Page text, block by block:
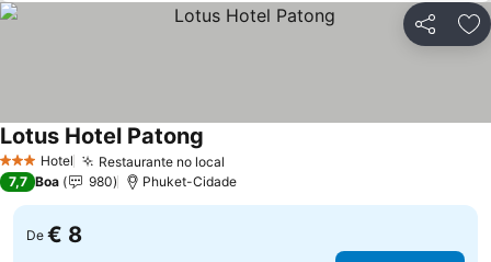
Partilhar
3 EstrelasHotel Restaurante no local
Lotus Hotel Patong
7,7 Boa 980 Phuket-Cidade
De € 8